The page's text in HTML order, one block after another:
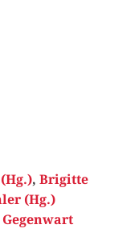
, Brigitte
(Hg.)